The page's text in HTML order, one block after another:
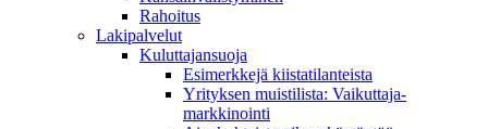
Rahoitus
Lakipalvelut
Kuluttajansuoja
Esimerkkejä kiistatilanteista
Yrityksen muistilista: Vaikuttaja­
markkinointi